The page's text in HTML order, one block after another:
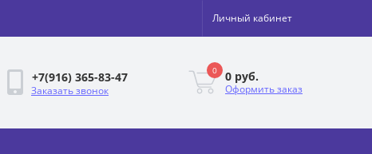
Личный кабинет
+7(916) 365-83-47
Заказать звонок
0 0 руб.
Оформить заказ